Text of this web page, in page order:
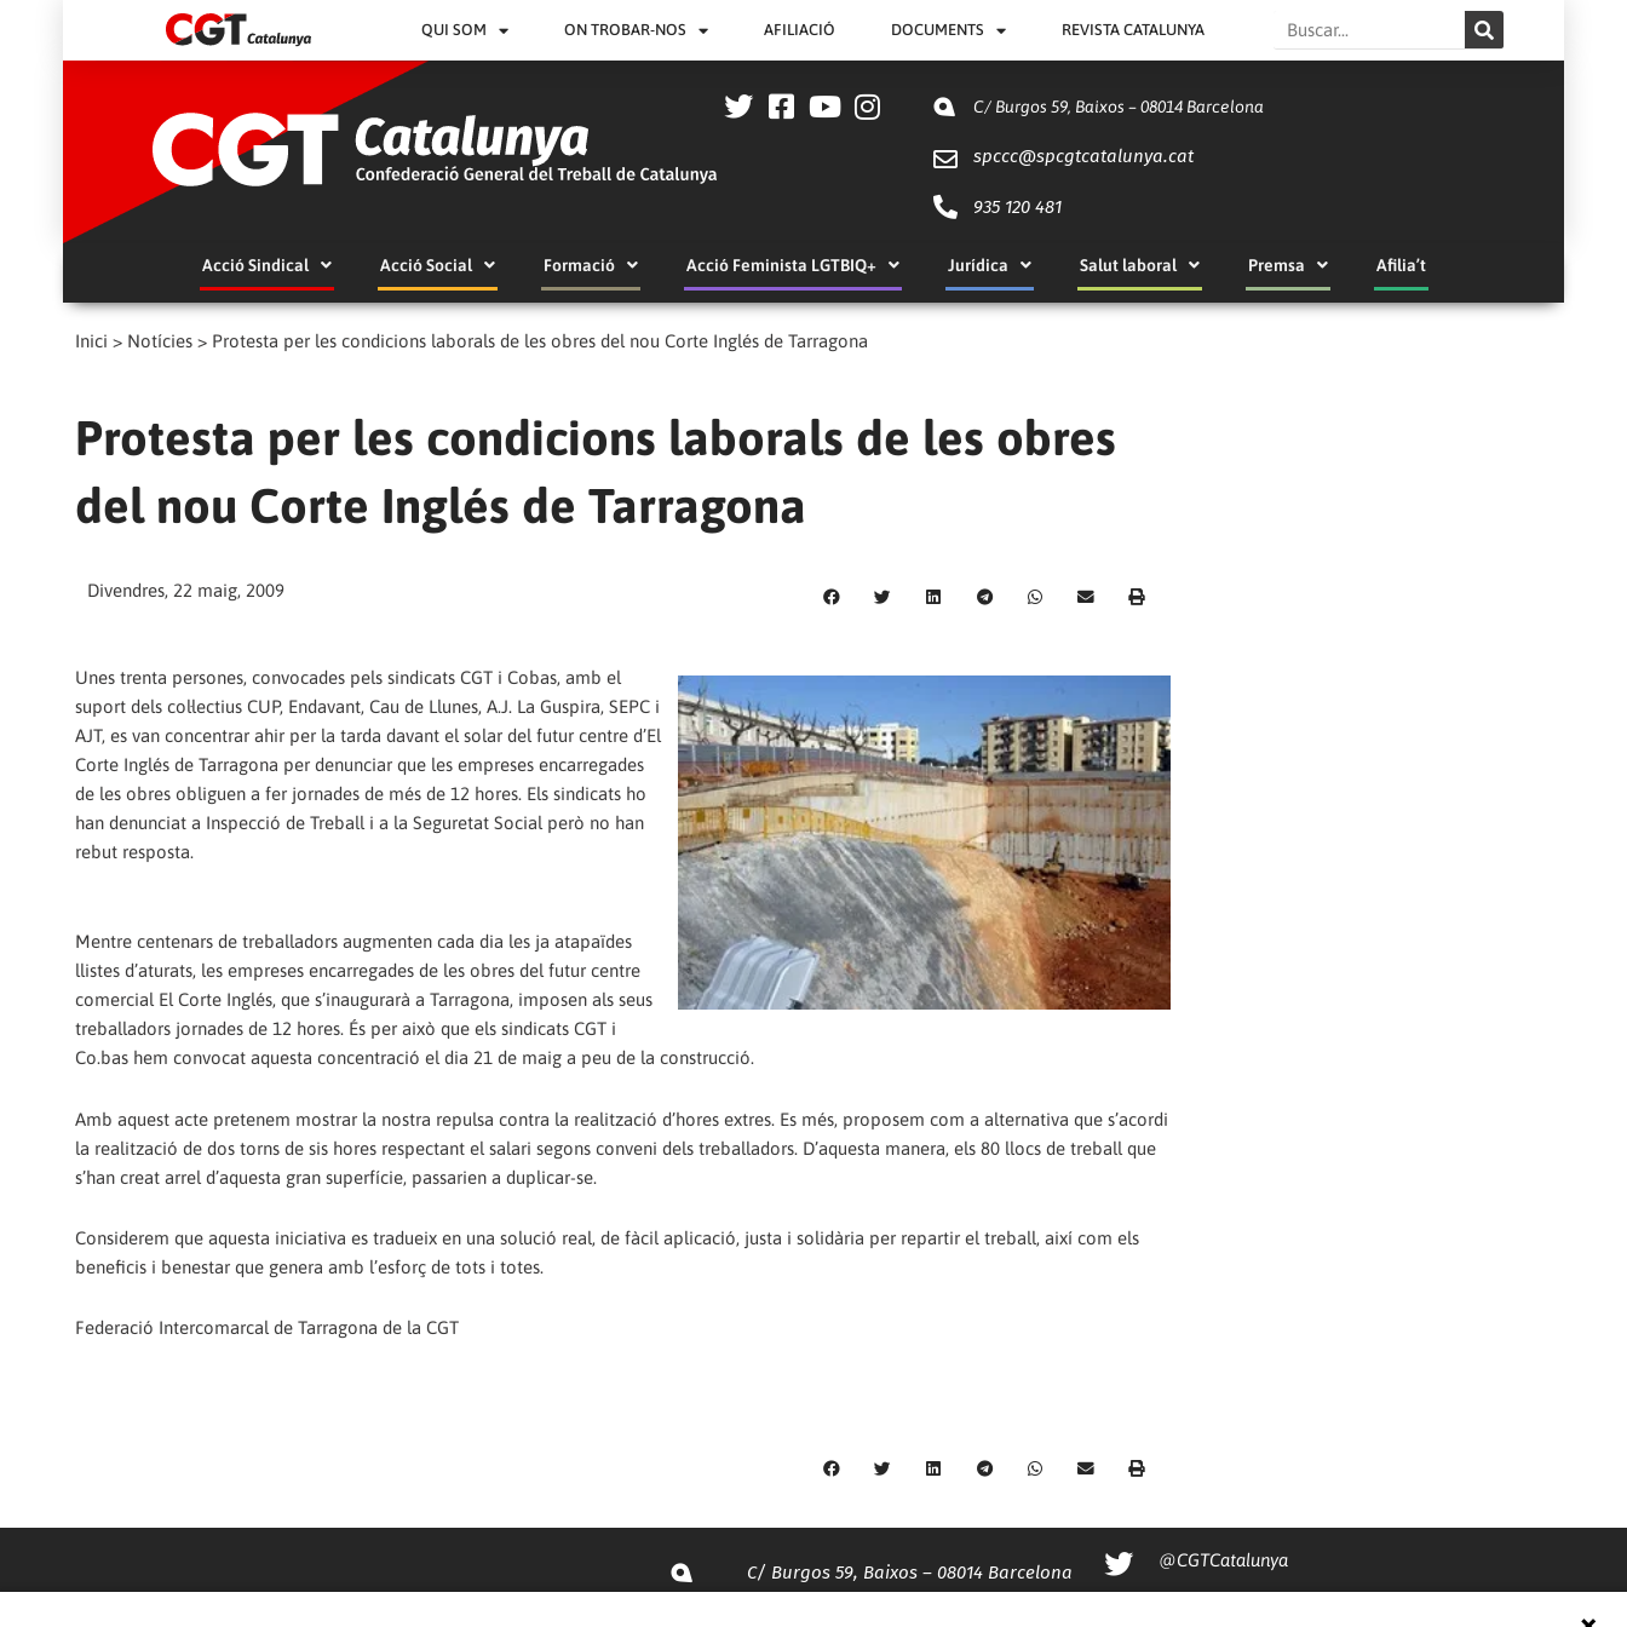
QUI SOM ON TROBAR-NOS AFILIACIÓ DOCUMENTS REVISTA CATALUNYA Search
C/ Burgos 59, Baixos – 08014 Barcelona
spccc@spcgtcatalunya.cat
935 120 481
Acció Sindical Acció Social Formació Acció Feminista LGTBIQ+ Jurídica Salut laboral Premsa Afilia’t
Inici > Notícies > Protesta per les condicions laborals de les obres del nou Corte Inglés de Tarragona
Protesta per les condicions laborals de les obres
del nou Corte Inglés de Tarragona
Divendres, 22 maig, 2009
Unes trenta persones, convocades pels sindicats CGT i Cobas, amb el
suport dels col·lectius CUP, Endavant, Cau de Llunes, A.J. La Guspira, SEPC i
AJT, es van concentrar ahir per la tarda davant el solar del futur centre d’El
Corte Inglés de Tarragona per denunciar que les empreses encarregades
de les obres obliguen a fer jornades de més de 12 hores. Els sindicats ho
han denunciat a Inspecció de Treball i a la Seguretat Social però no han
rebut resposta.
Mentre centenars de treballadors augmenten cada dia les ja atapaïdes
llistes d’aturats, les empreses encarregades de les obres del futur centre
comercial El Corte Inglés, que s’inaugurarà a Tarragona, imposen als seus
treballadors jornades de 12 hores. És per això que els sindicats CGT i
Co.bas hem convocat aquesta concentració el dia 21 de maig a peu de la construcció.
Amb aquest acte pretenem mostrar la nostra repulsa contra la realització d’hores extres. Es més, proposem com a alternativa que s’acordi
la realització de dos torns de sis hores respectant el salari segons conveni dels treballadors. D’aquesta manera, els 80 llocs de treball que
s’han creat arrel d’aquesta gran superfície, passarien a duplicar-se.
Considerem que aquesta iniciativa es tradueix en una solució real, de fàcil aplicació, justa i solidària per repartir el treball, així com els
beneficis i benestar que genera amb l’esforç de tots i totes.
Federació Intercomarcal de Tarragona de la CGT
C/ Burgos 59, Baixos – 08014 Barcelona
@CGTCatalunya